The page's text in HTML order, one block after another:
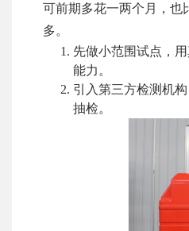
可前期多花一两个月，也
多。
先做小范围试点，
能力。
引入第三方检测机
抽检。